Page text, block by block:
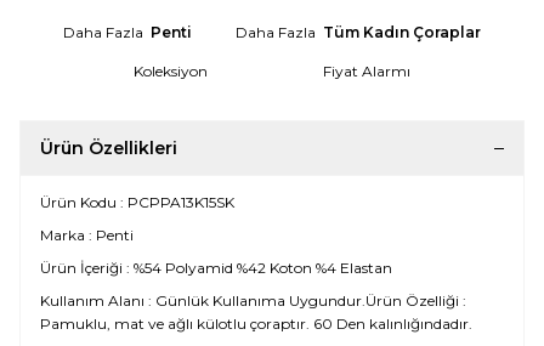
Daha Fazla Penti Daha Fazla Tüm Kadın Çoraplar
Koleksiyon Fiyat Alarmı
Ürün Özellikleri
Ürün Kodu : PCPPA13K15SK
Marka : Penti
Ürün İçeriği : %54 Polyamid %42 Koton %4 Elastan
Kullanım Alanı : Günlük Kullanıma Uygundur.Ürün Özelliği :
Pamuklu, mat ve ağlı külotlu çoraptır. 60 Den kalınlığındadır.